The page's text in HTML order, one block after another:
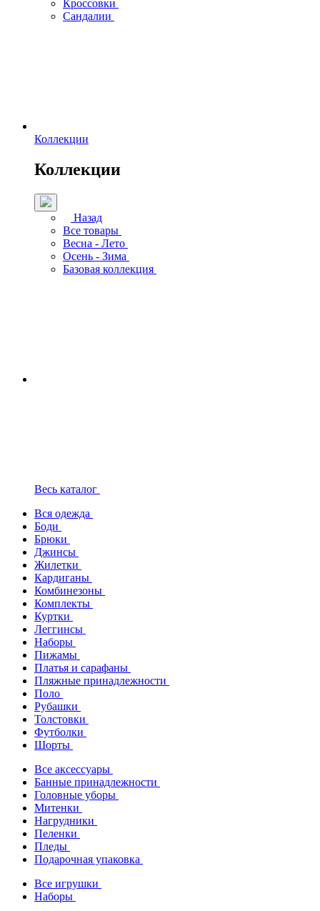
Кроссовки
Сандалии
Коллекции
Коллекции
Назад
Все товары
Весна - Лето
Осень - Зима
Базовая коллекция
Весь каталог
Вся одежда
Боди
Брюки
Джинсы
Жилетки
Кардиганы
Комбинезоны
Комплекты
Куртки
Леггинсы
Наборы
Пижамы
Платья и сарафаны
Пляжные принадлежности
Поло
Рубашки
Толстовки
Футболки
Шорты
Все аксессуары
Банные принадлежности
Головные уборы
Митенки
Нагрудники
Пеленки
Пледы
Подарочная упаковка
Все игрушки
Наборы